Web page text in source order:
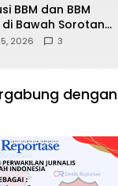
BBM dan BBM
di Bawah Sorotan
Kepentingan
2026 3
dengan